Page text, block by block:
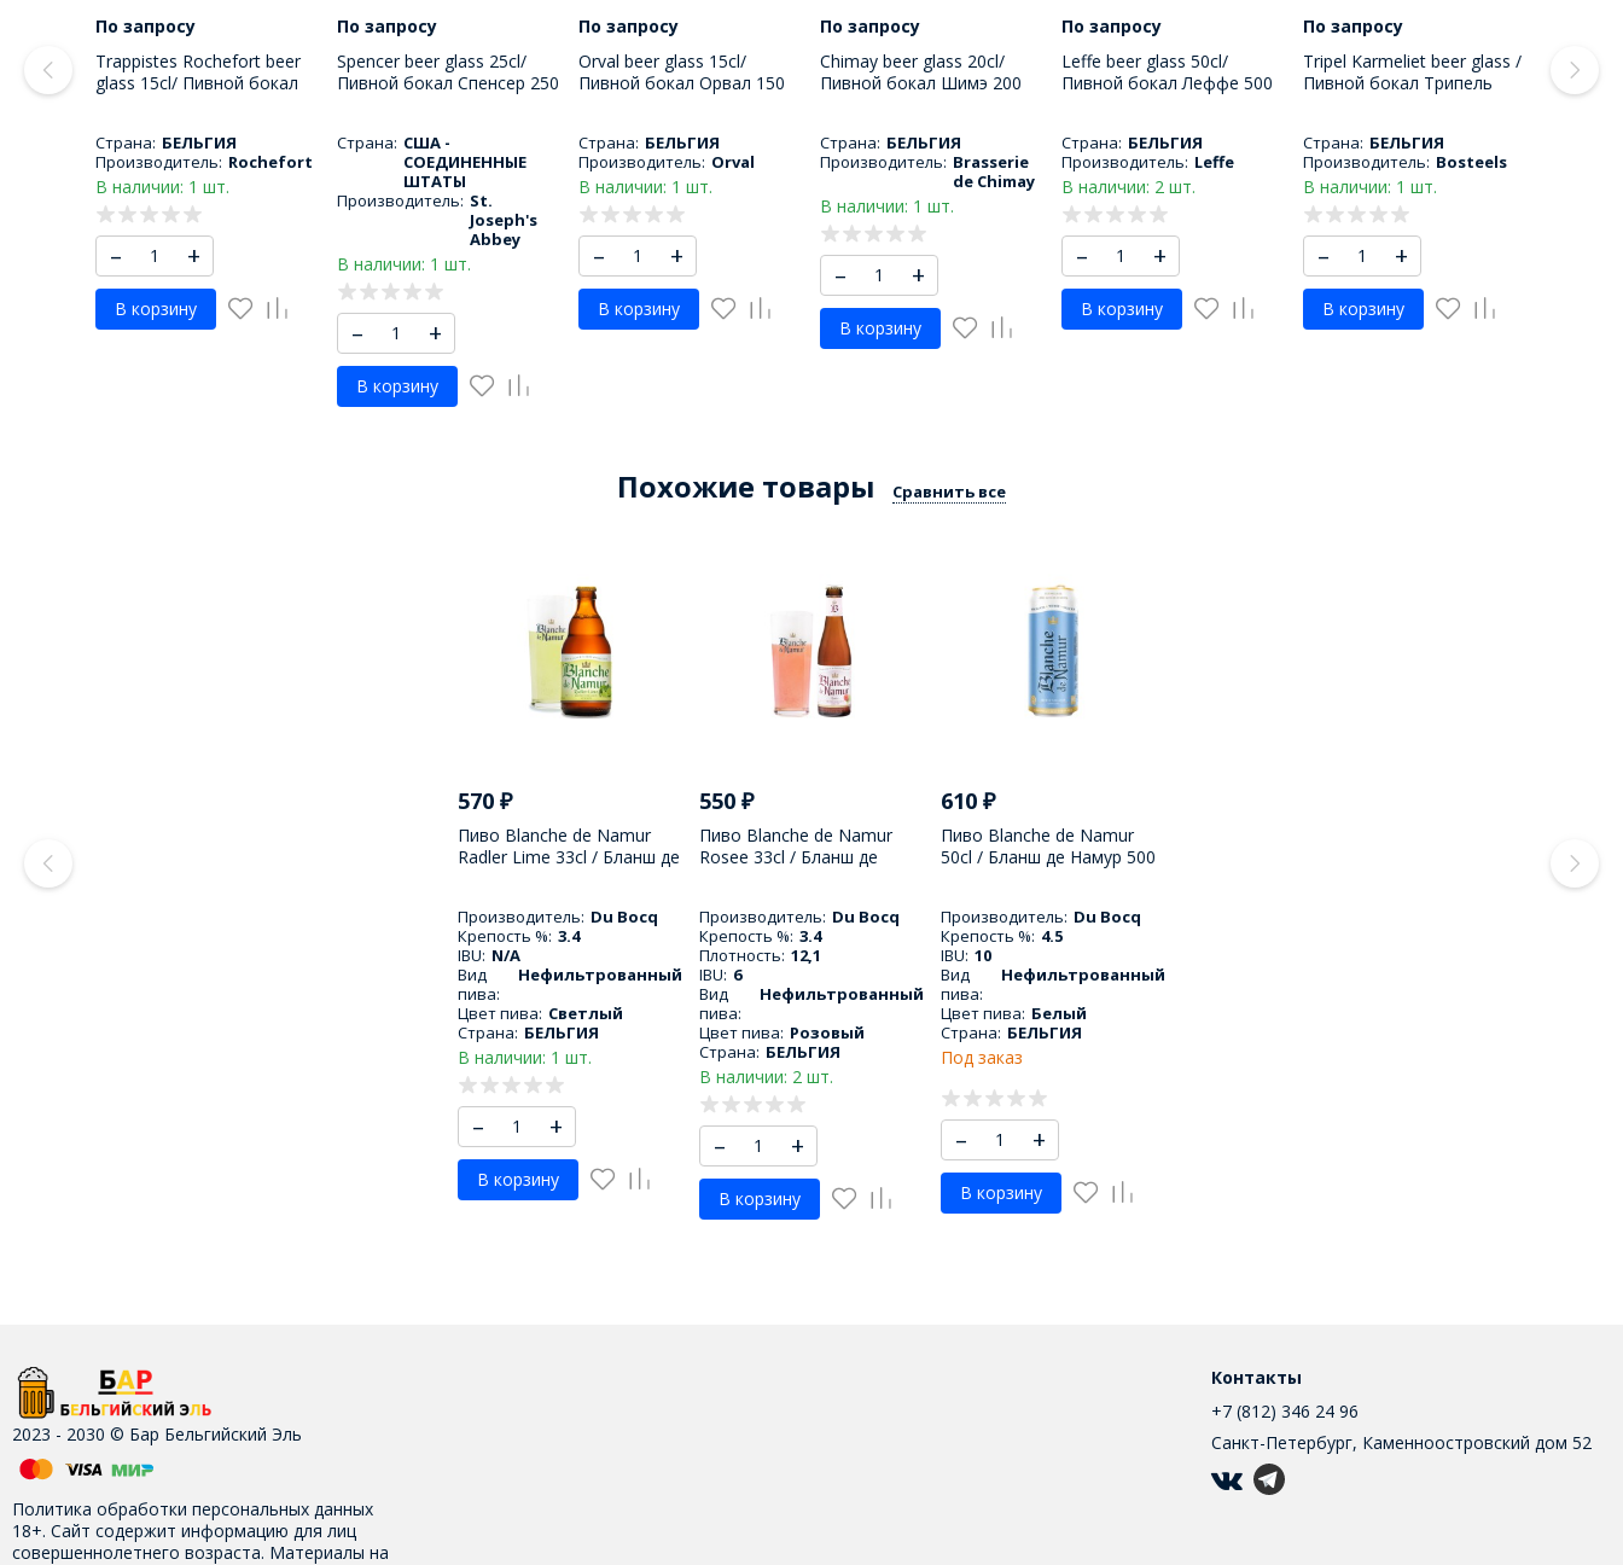
По запросу
Trappistes Rochefort beer
glass 15cl/ Пивной бокал
Страна: БЕЛЬГИЯ
Производитель: Rochefort
В наличии: 1 шт.
– +
В корзину
По запросу
Spencer beer glass 25cl/
Пивной бокал Спенсер 250
Страна: США -
СОЕДИНЕННЫЕ
ШТАТЫ
Производитель: St.
Joseph's
Abbey
В наличии: 1 шт.
– +
В корзину
По запросу
Orval beer glass 15cl/
Пивной бокал Орвал 150
Страна: БЕЛЬГИЯ
Производитель: Orval
В наличии: 1 шт.
– +
В корзину
По запросу
Chimay beer glass 20cl/
Пивной бокал Шимэ 200
Страна: БЕЛЬГИЯ
Производитель: Brasserie
de Chimay
В наличии: 1 шт.
– +
В корзину
По запросу
Leffe beer glass 50cl/
Пивной бокал Леффе 500
Страна: БЕЛЬГИЯ
Производитель: Leffe
В наличии: 2 шт.
– +
В корзину
По запросу
Tripel Karmeliet beer glass /
Пивной бокал Трипель
Страна: БЕЛЬГИЯ
Производитель: Bosteels
В наличии: 1 шт.
– +
В корзину
Похожие товары Сравнить все
570 ₽
Пиво Blanche de Namur
Radler Lime 33cl / Бланш де
Производитель: Du Bocq
Крепость %: 3.4
IBU: N/A
Вид
пива:
Нефильтрованный
Цвет пива: Светлый
Страна: БЕЛЬГИЯ
В наличии: 1 шт.
– +
В корзину
550 ₽
Пиво Blanche de Namur
Rosee 33cl / Бланш де
Производитель: Du Bocq
Крепость %: 3.4
Плотность: 12,1
IBU: 6
Вид
пива:
Нефильтрованный
Цвет пива: Розовый
Страна: БЕЛЬГИЯ
В наличии: 2 шт.
– +
В корзину
610 ₽
Пиво Blanche de Namur
50cl / Бланш де Намур 500
Производитель: Du Bocq
Крепость %: 4.5
IBU: 10
Вид
пива:
Нефильтрованный
Цвет пива: Белый
Страна: БЕЛЬГИЯ
Под заказ
– +
В корзину
2023 - 2030 © Бар Бельгийский Эль
Политика обработки персональных данных
18+. Сайт содержит информацию для лиц
совершеннолетнего возраста. Материалы на
Контакты
+7 (812) 346 24 96
Санкт-Петербург, Каменноостровский дом 52